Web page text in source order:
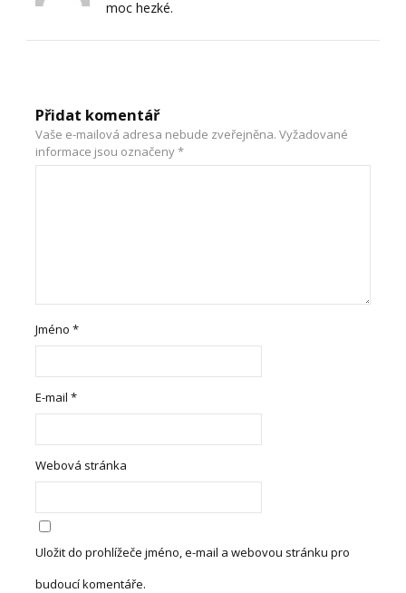
moc hezké.
Přidat komentář
Vaše e-mailová adresa nebude zveřejněna. Vyžadované
informace jsou označeny*
Jméno*
E-mail*
Webová stránka
Uložit do prohlížeče jméno, e-mail a webovou stránku pro
budoucí komentáře.